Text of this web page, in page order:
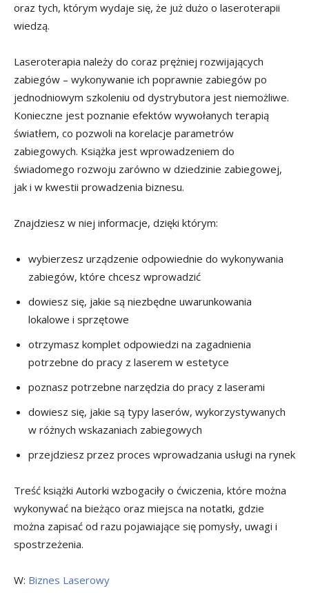
oraz tych, którym wydaje się, że już dużo o laseroterapii
wiedzą.
Laseroterapia należy do coraz prężniej rozwijających
zabiegów – wykonywanie ich poprawnie zabiegów po
jednodniowym szkoleniu od dystrybutora jest niemożliwe.
Konieczne jest poznanie efektów wywołanych terapią
światłem, co pozwoli na korelacje parametrów
zabiegowych. Książka jest wprowadzeniem do
świadomego rozwoju zarówno w dziedzinie zabiegowej,
jak i w kwestii prowadzenia biznesu.
Znajdziesz w niej informacje, dzięki którym:
wybierzesz urządzenie odpowiednie do wykonywania
zabiegów, które chcesz wprowadzić
dowiesz się, jakie są niezbędne uwarunkowania
lokalowe i sprzętowe
otrzymasz komplet odpowiedzi na zagadnienia
potrzebne do pracy z laserem w estetyce
poznasz potrzebne narzędzia do pracy z laserami
dowiesz się, jakie są typy laserów, wykorzystywanych
w różnych wskazaniach zabiegowych
przejdziesz przez proces wprowadzania usługi na rynek
Treść książki Autorki wzbogaciły o ćwiczenia, które można
wykonywać na bieżąco oraz miejsca na notatki, gdzie
można zapisać od razu pojawiające się pomysły, uwagi i
spostrzeżenia.
W: Biznes Laserowy